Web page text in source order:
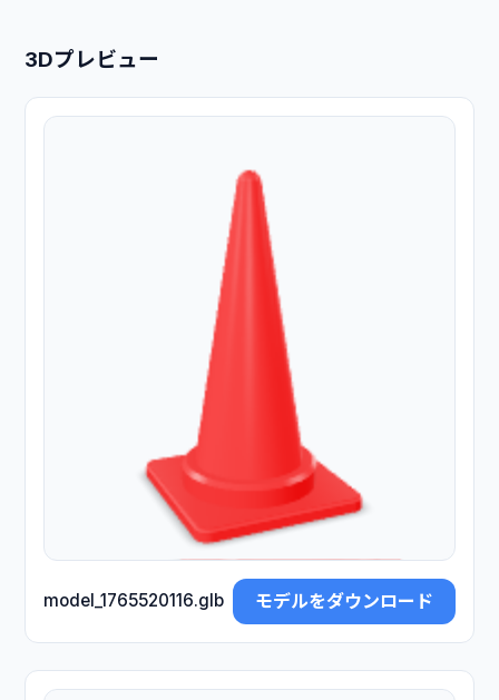
3Dプレビュー
model_1765520116.glb モデルをダウンロード